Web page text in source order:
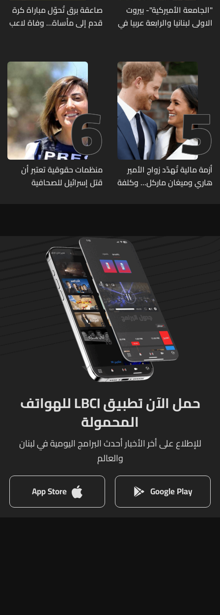
"الجامعة الأميركية"- بيروت
الاولى لبنانيا والرابعة عربيا في
صاعقة برق تُحوّل مباراة كرة
قدم إلى مأساة... وفاة لاعب
5
أزمة مالية تُهدّد زواج الأمير
هاري وميغان ماركل... وكلفة
6
منظمات حقوقية تعتبر أن
قتل إسرائيل للصحافية
حمل الآن تطبيق LBCI للهواتف
المحمولة
للإطلاع على أخر الأخبار أحدث البرامج اليومية في لبنان
والعالم
Google Play
App Store